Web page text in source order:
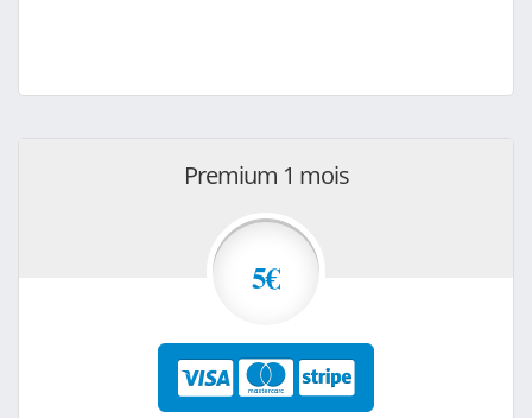
Premium 1 mois
5€